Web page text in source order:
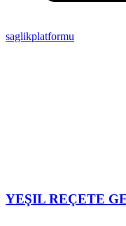
saglikplatformu
YEŞIL REÇETE